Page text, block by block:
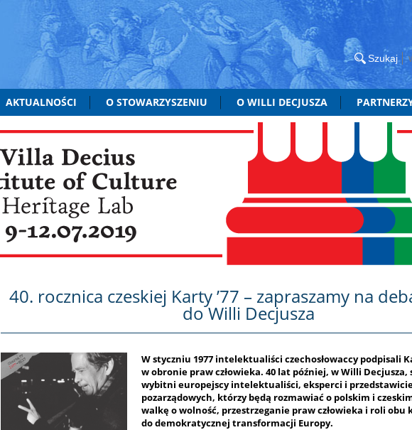
AKTUALNOŚCI O STOWARZYSZENIU O WILLI DECJUSZA
40. rocznica czeskiej Karty ’77 – zapraszamy na
do Willi Decjusza
W styczniu 1977 intelektualiści czechosłowaccy podpisali
w obronie praw człowieka. 40 lat później, w Willi Decjusza,
wybitni europejscy intelektualiści, eksperci i
pozarządowych, którzy będą rozmawiać o polskim i
walkę o wolność, przestrzeganie praw człowieka i roli obu
do demokratycznej transformacji Europy.